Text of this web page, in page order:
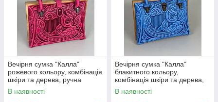
Вечірня сумка "Калла"
рожевого кольору, комбінація
шкіри та дерева, ручна
робота, 27×19×11 см
В наявності
Вечірня сумка "Калла"
блакитного кольору,
комбінація шкіри та дерева,
ручна робота, 27×19×11 см
В наявності